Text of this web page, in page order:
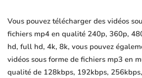
Vous pouvez télécharger des vidéos
fichiers mp4 en qualité 240p, 360p,
hd, full hd, 4k, 8k, vous pouvez
vidéos sous forme de fichiers mp3 en
qualité de 128kbps, 192kbps,